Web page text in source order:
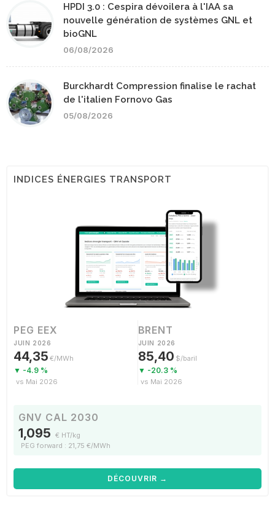
HPDI 3.0 : Cespira dévoilera à l'IAA sa
nouvelle génération de systèmes GNL et
bioGNL
06/08/2026
Burckhardt Compression finalise le rachat
de l'italien Fornovo Gas
05/08/2026
INDICES ÉNERGIES TRANSPORT
PEG EEX
JUIN 2026
44,35 €/MWh
▼ -4.9 %
vs Mai 2026
BRENT
JUIN 2026
85,40 $/baril
▼ -20.3 %
vs Mai 2026
GNV CAL 2030
1,095 € HT/kg
PEG forward : 21,75 €/MWh
DÉCOUVRIR →